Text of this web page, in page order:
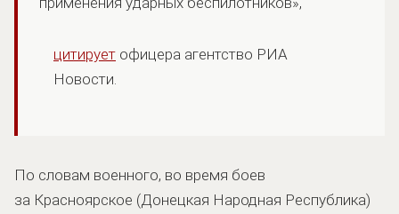
цитирует офицера агентство РИА
Новости.
По словам военного, во время боев
за Красноярское (Донецкая Народная Республика)